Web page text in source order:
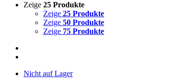
Zeige 25 Produkte
Zeige 25 Produkte
Zeige 50 Produkte
Zeige 75 Produkte
Nicht auf Lager